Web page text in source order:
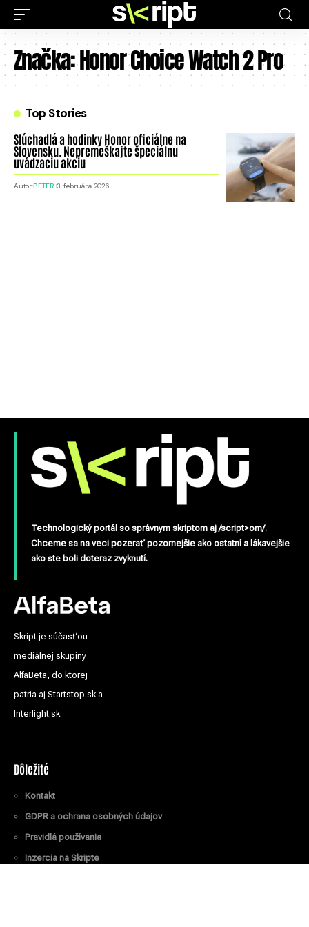
Značka:Honor Choice Watch 2 Pro
Top Stories
Slúchadlá a hodinky Honor oficiálne na
Slovensku. Nepremeškajte špeciálnu
uvádzaciu akciu
Autor:PETER 3. februára 2026
Technologický portál so správnym skriptom aj /script>om/.
Chceme sa na veci pozerať pozornejšie ako ostatní a lákavejšie
ako ste boli doteraz zvyknutí.
Skript je súčasťou
mediálnej skupiny
AlfaBeta, do ktorej
patria aj Startstop.sk a
Interlight.sk
Dôležité
Kontakt
GDPR a ochrana osobných údajov
Pravidlá používania
Inzercia na Skripte